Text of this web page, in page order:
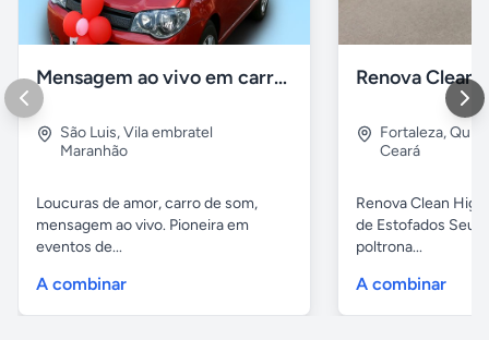
Mensagem ao vivo em carro de som
São Luis,Vila embratel
Maranhão
Loucuras de amor, carro de som,
mensagem ao vivo. Pioneira em
eventos de...
A combinar
Fortaleza,
Ceará
Renova Clean
de Estofados Seu
poltrona...
A combinar